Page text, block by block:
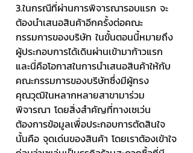
3.ในกรณีที่ผ่านการพิจารณารอบแรก จะ
ต้องนำเสนอสินค้าอีกครั้งต่อคณะ
กรรมการของบริษัท ในขั้นตอนนี้หมายถึง
ผู้ประกอบการได้เดินผ่านเข้ามาก้าวแรก
และนี่คือโอกาสในการนำเสนอสินค้าให้กับ
คณะกรรมการของบริษัทซึ่งมีผู้ทรง
คุณวุฒิในหลากหลายสาขามาร่วม
พิจารณา โดยสิ่งสำคัญที่ทางเซเว่น
ต้องการข้อมูลเพื่อประกอบการตัดสินใจ
นั้นคือ จุดเด่นของสินค้า โดยเราต้องเข้าใจ